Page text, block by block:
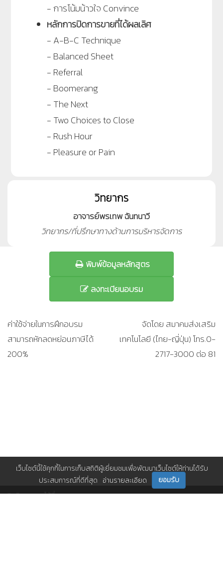
- การโน้มน้าวใจ Convince
หลักการปิดการขายที่ได้ผลเลิศ
- A-B-C Technique
- Balanced Sheet
- Referral
- Boomerang
- The Next
- Two Choices to Close
- Rush Hour
- Pleasure or Pain
วิทยากร
อาจารย์พรเทพ ฉันทนาวี
วิทยากร/ที่ปรึกษาทางด้านการบริหารจัดการ
พิมพ์ข้อมูลหลักสูตร
ลงทะเบียนอบรม
ค่าใช้จ่ายในการฝึกอบรม
สามารถหักลดหย่อนภาษีได้
200%
จัดโดย สมาคมส่งเสริม
เทคโนโลยี (ไทย-ญี่ปุ่น) โทร.0-
2717-3000 ต่อ 81
ติดตามเราได้ที่
เว็บไซต์นี้ใช้คุกกี้ในการเก็บสถิติผู้เยี่ยมชมเพื่อพัฒนาเว็บไซต์ให้ท่านได้รับ
ประสบการณ์ที่ดีที่สุด อ่านรายละเอียด ยอมรับ